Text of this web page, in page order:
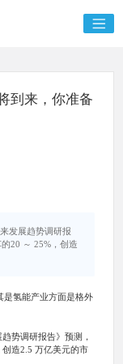
到来，你准备
发展趋势调研报
20 ～ 25%，创造
是氢能产业方面是格外
势调研报告》预测，
造2.5 万亿美元的市